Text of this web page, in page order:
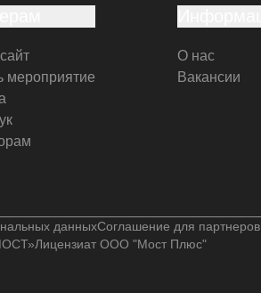
мероприятие
О нас
Вакансии
данныхСоглашение для партнеров
Лицензиат ООО "Мост Плюс"